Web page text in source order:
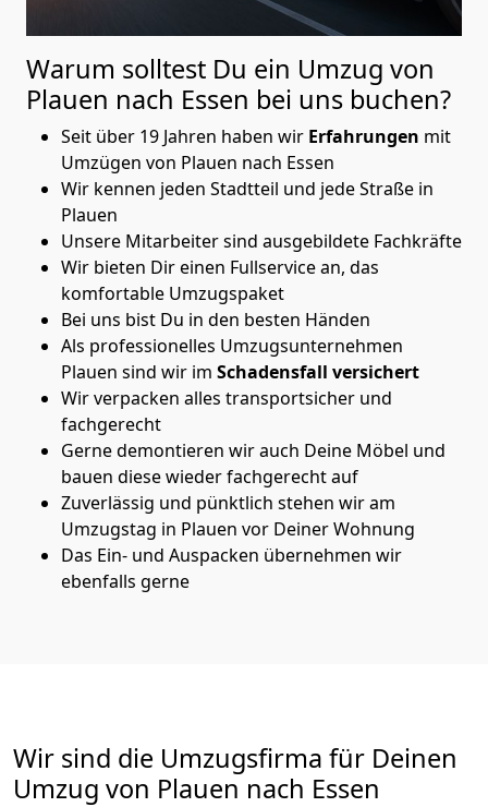
Warum solltest Du ein Umzug von
Plauen nach Essen bei uns buchen?
Seit über 19 Jahren haben wir Erfahrungen mit
Umzügen von Plauen nach Essen
Wir kennen jeden Stadtteil und jede Straße in
Plauen
Unsere Mitarbeiter sind ausgebildete Fachkräfte
Wir bieten Dir einen Fullservice an, das
komfortable Umzugspaket
Bei uns bist Du in den besten Händen
Als professionelles Umzugsunternehmen
Plauen sind wir im Schadensfall versichert
Wir verpacken alles transportsicher und
fachgerecht
Gerne demontieren wir auch Deine Möbel und
bauen diese wieder fachgerecht auf
Zuverlässig und pünktlich stehen wir am
Umzugstag in Plauen vor Deiner Wohnung
Das Ein- und Auspacken übernehmen wir
ebenfalls gerne
Wir sind die Umzugsfirma für Deinen
Umzug von Plauen nach Essen